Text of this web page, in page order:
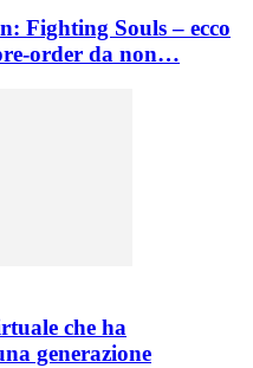
Fighting Souls – ecco
order da non…
che ha
generazione